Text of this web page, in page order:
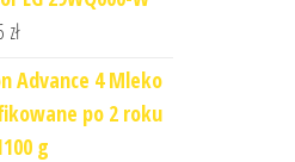
zł
Advance 4 Mleko
po 2 roku
g